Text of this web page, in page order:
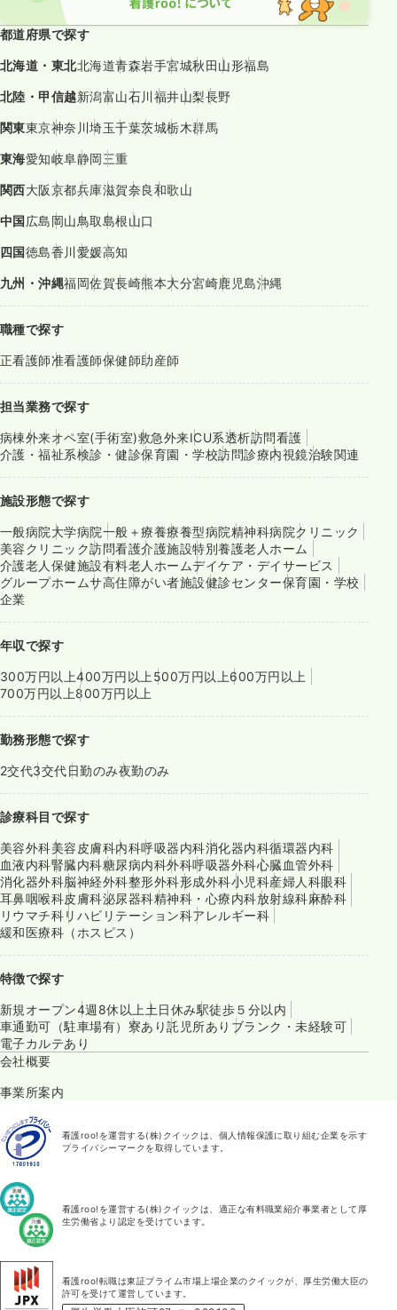
都道府県で探す
北海道・東北北海道青森岩手宮城秋田山形福島
北陸・甲信越新潟富山石川福井山梨長野
関東東京神奈川埼玉千葉茨城栃木群馬
東海愛知岐阜静岡三重
関西大阪京都兵庫滋賀奈良和歌山
中国広島岡山鳥取島根山口
四国徳島香川愛媛高知
九州・沖縄福岡佐賀長崎熊本大分宮崎鹿児島沖縄
職種で探す
正看護師准看護師保健師助産師
担当業務で探す
病棟外来オペ室(手術室)救急外来ICU系透析訪問看護
介護・福祉系検診・健診保育園・学校訪問診療内視鏡治験関連
施設形態で探す
一般病院大学病院一般＋療養療養型病院精神科病院クリニック
美容クリニック訪問看護介護施設特別養護老人ホーム
介護老人保健施設有料老人ホームデイケア・デイサービス
グループホームサ高住障がい者施設健診センター保育園・学校
企業
年収で探す
300万円以上400万円以上 500万円以上600万円以上
700万円以上800万円以上
勤務形態で探す
2交代3交代日勤のみ夜勤のみ
診療科目で探す
美容外科美容皮膚科内科呼吸器内科消化器内科循環器内科
血液内科腎臓内科糖尿病内科外科呼吸器外科心臓血管外科
消化器外科脳神経外科整形外科形成外科小児科産婦人科眼科
耳鼻咽喉科皮膚科泌尿器科精神科・心療内科放射線科麻酔科
リウマチ科リハビリテーション科アレルギー科
緩和医療科（ホスピス）
特徴で探す
新規オープン4週8休以上 土日休み駅徒歩５分以内
車通勤可（駐車場有） 寮あり託児所あり ブランク・未経験可
電子カルテあり
会社概要
事業所案内
看護roo!を運営する(株)クイックは、個人情報保護に取り組む企業を示す
プライバシーマークを取得しています。
看護roo!を運営する(株)クイックは、適正な有料職業紹介事業者として厚
生労働省より認定を受けています。
看護roo!転職は東証プライム市場上場企業のクイックが、厚生労働大臣の
許可を受けて運営しています。